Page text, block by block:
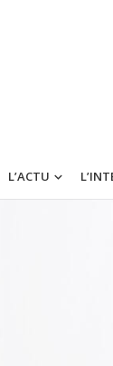
L’ACTU